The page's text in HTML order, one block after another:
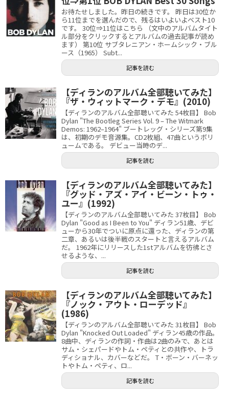
お待たせしました。昨日の続きです。 昨日は30位か
ら11位までを選んだので、残るはいよいよベスト10
です。 30位⇒11位はこちら （文中のアルバムタイト
ル部分をクリックするとアルバムの過去記事が読め
ます） 第10位 サブタレニアン・ホームシック・ブル
ース（1965） Subt...
記事を読む
【ディランのアルバム全部聴いてみた】
『ザ・ウィットマーク・デモ』(2010)
【ディランのアルバム全部聴いてみた 54枚目】 Bob
Dylan "The Bootleg Series Vol. 9 – The Witmark
Demos: 1962–1964" ブートレッグ・シリーズ第9集
は、初期のデモ音源集。CD2枚組、47曲というボリ
ュームである。 デビュー当時のデ...
記事を読む
【ディランのアルバム全部聴いてみた】
『グッド・アズ・アイ・ビーン・トゥ・
ユー』(1992)
【ディランのアルバム全部聴いてみた 37枚目】 Bob
Dylan "Good as I Been to You" ディラン51歳、デビ
ューから30年でついに原点に還った、ディランの第
二章、あるいは後半戦のスタートと言えるアルバム
だ。 1962年にリリースした1stアルバムを彷彿とさ
せるような、...
記事を読む
【ディランのアルバム全部聴いてみた】
『ノック・アウト・ローデッド』
(1986)
【ディランのアルバム全部聴いてみた 31枚目】 Bob
Dylan "Knocked Out Loaded" ディラン45歳の作品。
8曲中、ディランの作詞・作曲は2曲のみで、あとは
サム・シェパードやトム・ペティとの共作や、トラ
ディショナル、カバーなどだ。 T・ボーン・バーネッ
トやトム・ペティ、ロ...
記事を読む